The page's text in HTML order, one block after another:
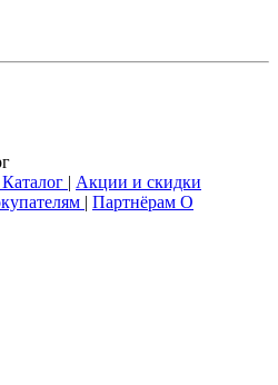
Каталог | Акции и скидки
| Партнёрам О